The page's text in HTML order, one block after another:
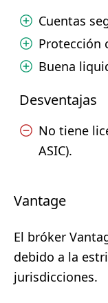
Cuentas
Protección
Buena
Desventajas
No tiene
ASIC).
Vantage
El bróker
debido a la
jurisdicciones.